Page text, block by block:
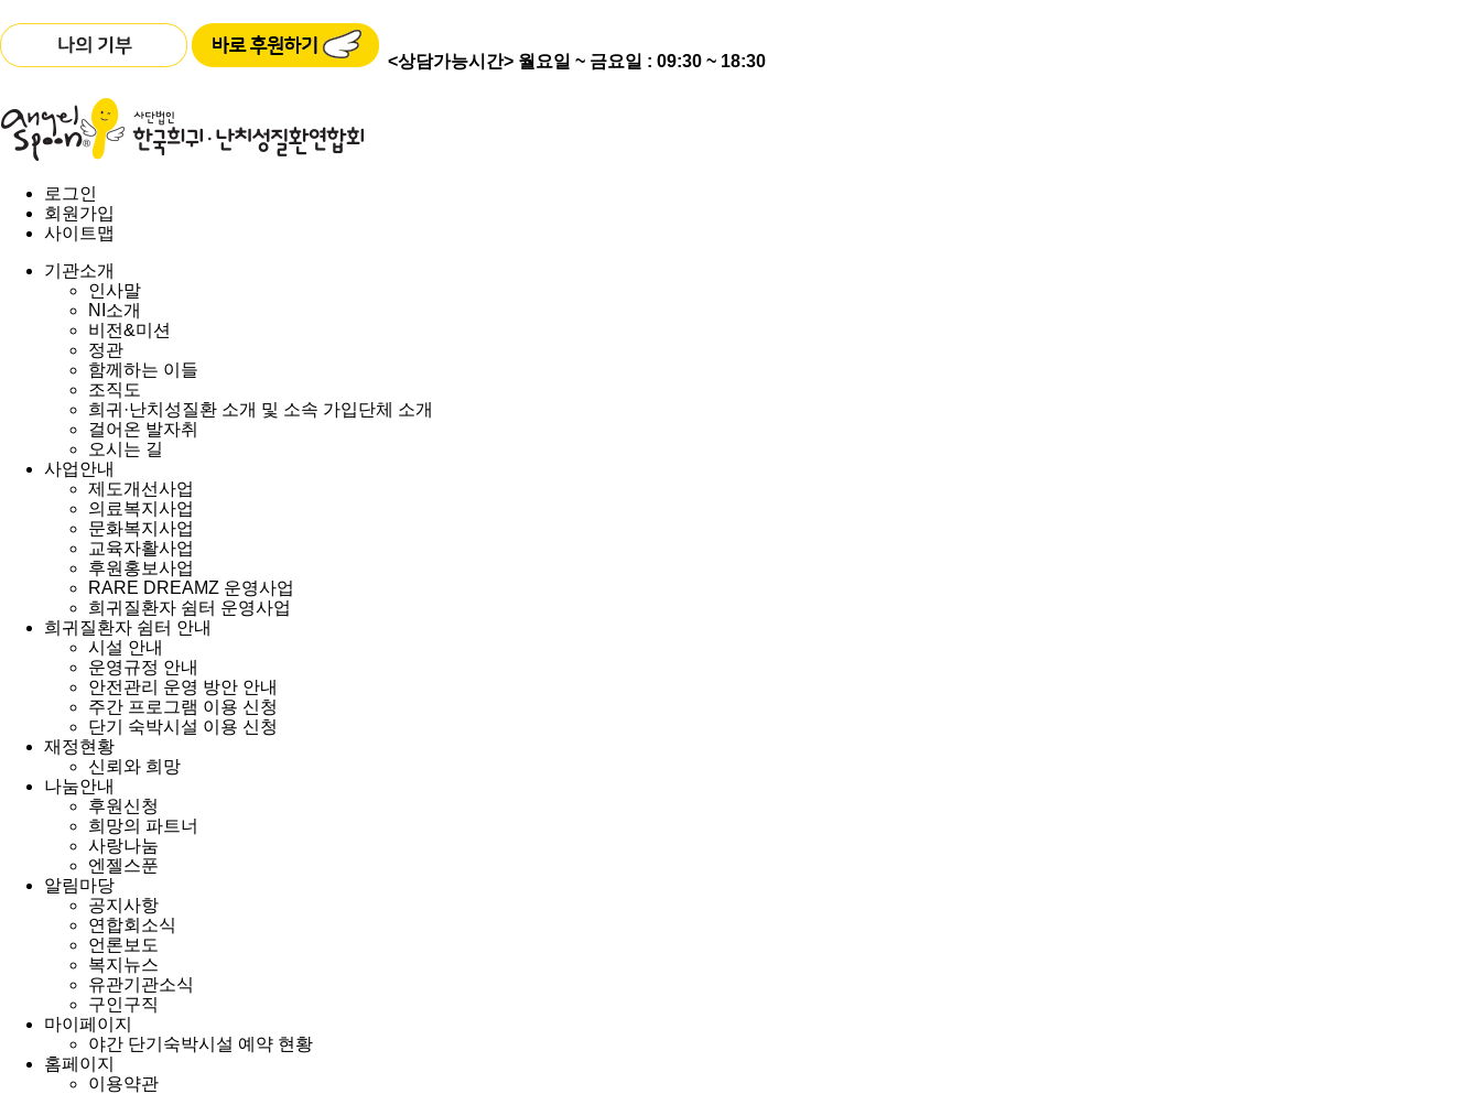
<상담가능시간> 월요일 ~ 금요일 : 09:30 ~ 18:30
로그인
회원가입
사이트맵
기관소개
인사말
NI소개
비전&미션
정관
함께하는 이들
조직도
희귀·난치성질환 소개 및 소속 가입단체 소개
걸어온 발자취
오시는 길
사업안내
제도개선사업
의료복지사업
문화복지사업
교육자활사업
후원홍보사업
RARE DREAMZ 운영사업
희귀질환자 쉼터 운영사업
희귀질환자 쉼터 안내
시설 안내
운영규정 안내
안전관리 운영 방안 안내
주간 프로그램 이용 신청
단기 숙박시설 이용 신청
재정현황
신뢰와 희망
나눔안내
후원신청
희망의 파트너
사랑나눔
엔젤스푼
알림마당
공지사항
연합회소식
언론보도
복지뉴스
유관기관소식
구인구직
마이페이지
야간 단기숙박시설 예약 현황
홈페이지
이용약관